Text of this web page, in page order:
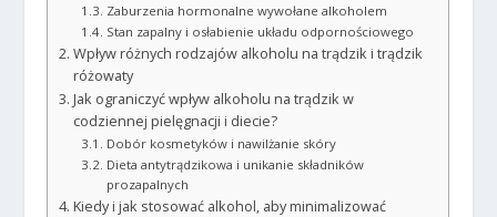
Zaburzenia hormonalne wywołane alkoholem
Stan zapalny i osłabienie układu odpornościowego
Wpływ różnych rodzajów alkoholu na trądzik i trądzik
różowaty
Jak ograniczyć wpływ alkoholu na trądzik w
codziennej pielęgnacji i diecie?
Dobór kosmetyków i nawilżanie skóry
Dieta antytrądzikowa i unikanie składników
prozapalnych
Kiedy i jak stosować alkohol, aby minimalizować